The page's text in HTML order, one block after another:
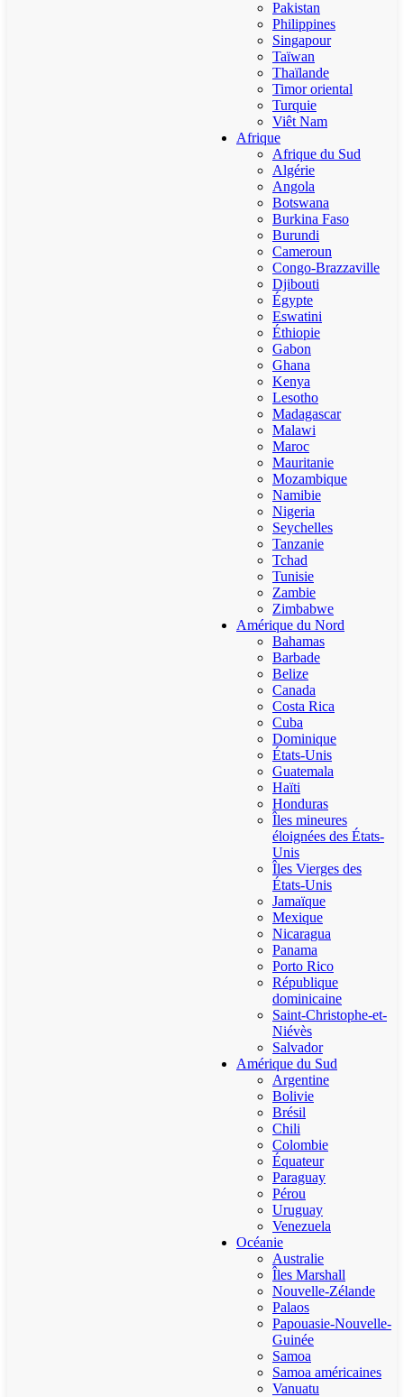
Pakistan
Philippines
Singapour
Taïwan
Thaïlande
Timor oriental
Turquie
Viêt Nam
Afrique
Afrique du Sud
Algérie
Angola
Botswana
Burkina Faso
Burundi
Cameroun
Congo-Brazzaville
Djibouti
Égypte
Eswatini
Éthiopie
Gabon
Ghana
Kenya
Lesotho
Madagascar
Malawi
Maroc
Mauritanie
Mozambique
Namibie
Nigeria
Seychelles
Tanzanie
Tchad
Tunisie
Zambie
Zimbabwe
Amérique du Nord
Bahamas
Barbade
Belize
Canada
Costa Rica
Cuba
Dominique
États-Unis
Guatemala
Haïti
Honduras
Îles mineures
éloignées des États-
Unis
Îles Vierges des
États-Unis
Jamaïque
Mexique
Nicaragua
Panama
Porto Rico
République
dominicaine
Saint-Christophe-et-
Niévès
Salvador
Amérique du Sud
Argentine
Bolivie
Brésil
Chili
Colombie
Équateur
Paraguay
Pérou
Uruguay
Venezuela
Océanie
Australie
Îles Marshall
Nouvelle-Zélande
Palaos
Papouasie-Nouvelle-
Guinée
Samoa
Samoa américaines
Vanuatu